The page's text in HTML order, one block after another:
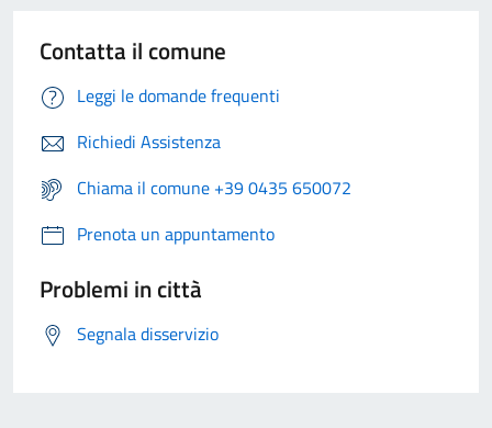
Contatta il comune
Leggi le domande frequenti
Richiedi Assistenza
Chiama il comune +39 0435 650072
Prenota un appuntamento
Problemi in città
Segnala disservizio